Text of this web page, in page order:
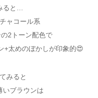
ると…
ャコール系
2トーン配色で
+太めのぼかしが印象的😍
みると
いブラウンは